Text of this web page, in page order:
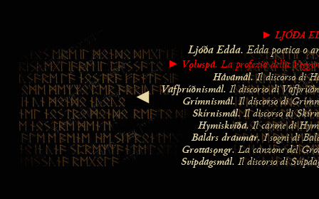
◄
►LJÓĐA
Ljóða Edda. Edda poetica o
► Vǫluspá. La profezia della
Hávamál. Il discorso di
Vafþrúðnismál. Il discorso di
Grímnismál. Il discorso di
Skírnismál. Il discorso di
Hymiskviða. Il carme di
Baldrs draumar. I sogni di
Grottasǫngr. La canzone del
Svipdagsmál. Il discorso di